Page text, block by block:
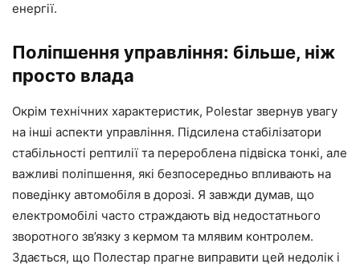
енергії.
Поліпшення управління: більше, ніж
просто влада
Окрім технічних характеристик, Polestar звернув увагу
на інші аспекти управління. Підсилена стабілізатори
стабільності рептилії та перероблена підвіска тонкі, але
важливі поліпшення, які безпосередньо впливають на
поведінку автомобіля в дорозі. Я завжди думав, що
електромобілі часто страждають від недостатнього
зворотного зв’язку з кермом та млявим контролем.
Здається, що Полестар прагне виправити цей недолік і